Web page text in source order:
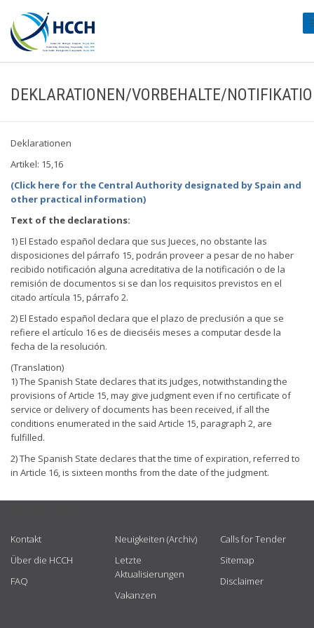
DEKLARATIONEN/VORBEHALTE/
Deklarationen
Artikel: 15,16
(Click here for the Central Authority designated by Spain and
other practical information)
Text of the declarations:
1) El Estado español declara que sus Jueces, no obstante las
disposiciones del párrafo 15, podrán proveer a pesar de no haber
recibido notificación alguna acreditativa de la notificación o de la
remisión de documentos si se dan los requisitos previstos en el
citado artícula 15, párrafo 2.
2) El Estado español declara que el plazo de preclusión a que se
refiere el artículo 16 es de dieciséis meses a computar desde la
fecha de la resolución.
(Translation)
1) The Spanish State declares that its judges, notwithstanding the
provisions of Article 15, may give judgment even if no certificate of
service or delivery of documents has been received, if all the
conditions enumerated in the said Article 15, paragraph 2, are
fulfilled.
2) The Spanish State declares that the time of expiration, referred to
in Article 16, is sixteen months from the date of the judgment.
Kontakt
Über die HCCH
FAQ
Neuigkeiten (Archiv)
Letzte
Aktualisierungen
Vakanzen
Calls for Tender
Sitemap
Disclaimer